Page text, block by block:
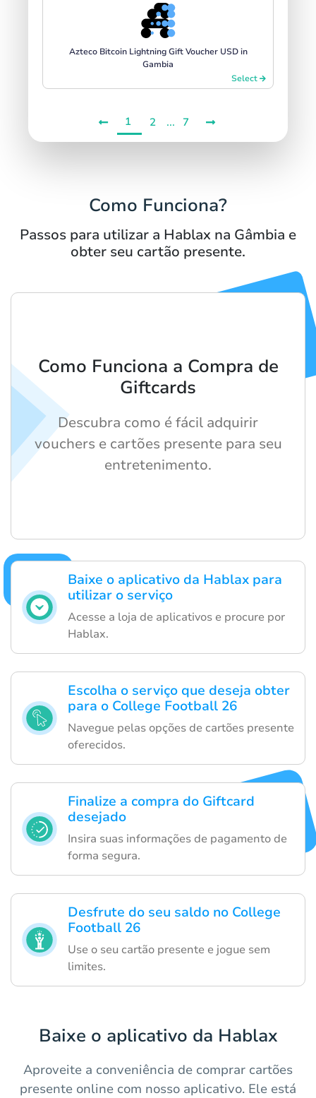
Azteco Bitcoin Lightning Gift Voucher USD in
Gambia
Select
1 2 ... 7
Como Funciona?
Passos para utilizar a Hablax na Gâmbia e
obter seu cartão presente.
Baixe o aplicativo da Hablax para
utilizar o serviço
Acesse a loja de aplicativos e procure por
Hablax.
Escolha o serviço que deseja obter
para o College Football 26
Navegue pelas opções de cartões presente
oferecidos.
Finalize a compra do Giftcard
desejado
Insira suas informações de pagamento de
forma segura.
Desfrute do seu saldo no College
Football 26
Use o seu cartão presente e jogue sem
limites.
Como Funciona a Compra de
Giftcards
Descubra como é fácil adquirir
vouchers e cartões presente para seu
entretenimento.
Baixe o aplicativo da Hablax
Aproveite a conveniência de comprar cartões
presente online com nosso aplicativo. Ele está